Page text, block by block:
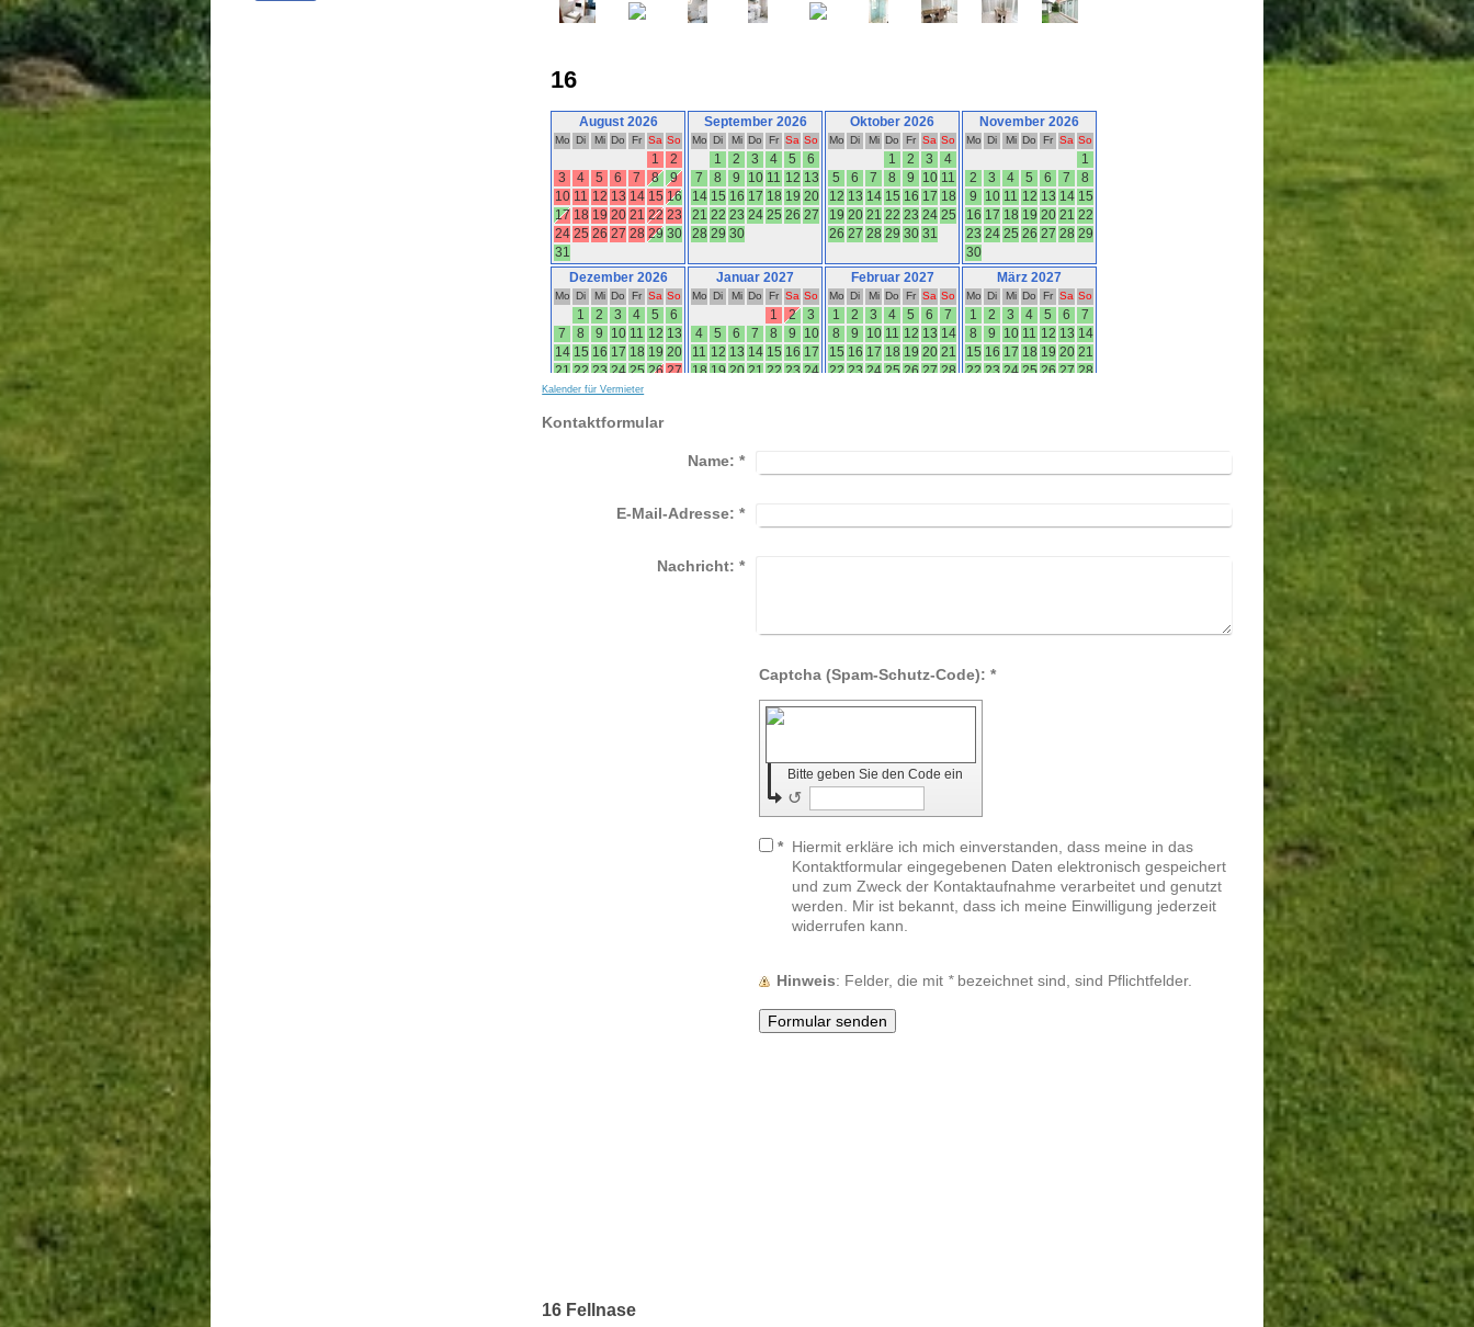
Kalender für Vermieter
Kontaktformular
Name: *
E-Mail-Adresse: *
Nachricht: *
Captcha (Spam-Schutz-Code): *
Bitte geben Sie den Code ein
↺
* Hiermit erkläre ich mich einverstanden, dass meine in das
Kontaktformular eingegebenen Daten elektronisch gespeichert
und zum Zweck der Kontaktaufnahme verarbeitet und genutzt
werden. Mir ist bekannt, dass ich meine Einwilligung jederzeit
widerrufen kann.
Hinweis : Felder, die mit *bezeichnet sind, sind Pflichtfelder.
16 Fellnase